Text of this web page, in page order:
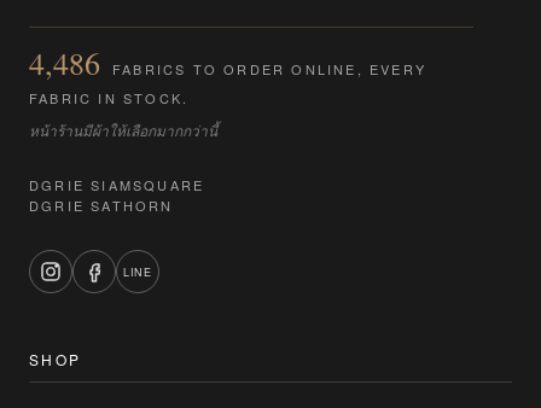
4,486
FABRICS TO ORDER ONLINE, EVERY
FABRIC IN STOCK.
หน้าร้านมีผ้าให้เลือกมากกว่านี้
DGRIE SIAMSQUARE
DGRIE SATHORN
LINE
SHOP